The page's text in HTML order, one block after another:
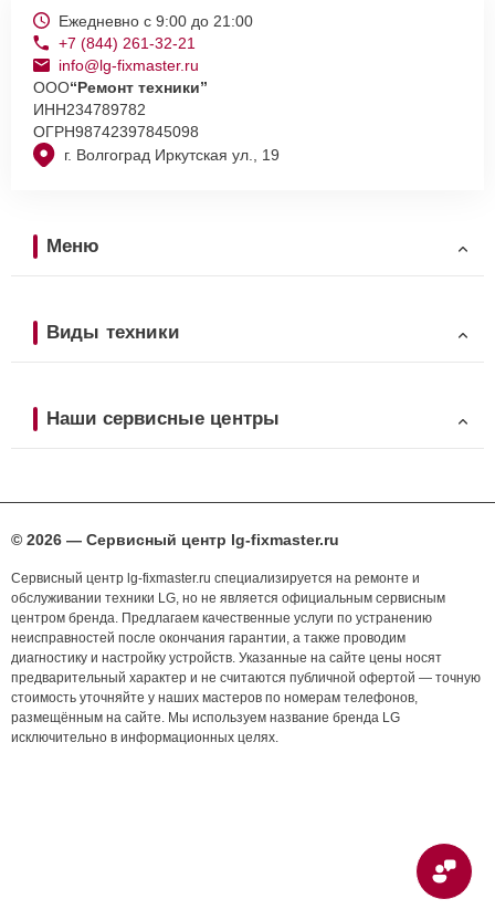
г. Волгоград Иркутская ул., 19
Ежедневно с 9:00 до 21:00
+7 (844) 261-32-21
info@lg-fixmaster.ru
ООО“Ремонт техники”
ИНН234789782
ОГРН98742397845098
Меню
Виды техники
Наши сервисные центры
© 2026 — Сервисный центр lg-fixmaster.ru
Сервисный центр lg-fixmaster.ru специализируется на ремонте и
обслуживании техники LG, но не является официальным сервисным
центром бренда. Предлагаем качественные услуги по устранению
неисправностей после окончания гарантии, а также проводим
диагностику и настройку устройств. Указанные на сайте цены носят
предварительный характер и не считаются публичной офертой — точную
стоимость уточняйте у наших мастеров по номерам телефонов,
размещённым на сайте. Мы используем название бренда LG
исключительно в информационных целях.